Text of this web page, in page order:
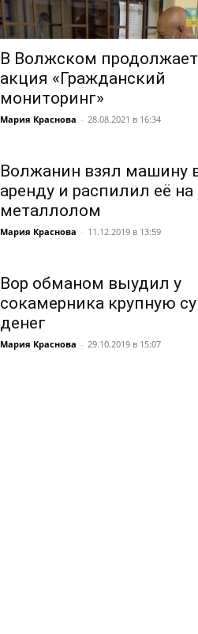
В Волжском
акция «Гражданский
мониторинг»
Мария Краснова - 28.08.2021 в 16:34
Волжанин взял машину
аренду и распилил её на
металлолом
Мария Краснова - 11.12.2019 в 13:59
Вор обманом выудил у
сокамерника крупную
денег
Мария Краснова - 29.10.2019 в 15:07